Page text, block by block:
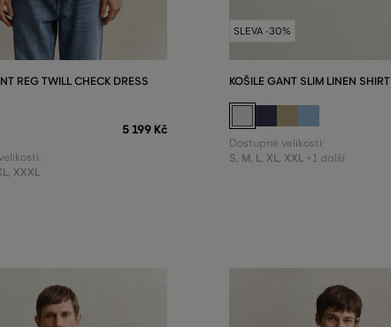
REG TWILL CHECK DRESS
5 199 Kč
, XXXL
SLEVA -30%
KOŠILE GANT SLIM LINEN SHIRT
Dostupné velikosti:
S, M, L, XL, XXL +1 další